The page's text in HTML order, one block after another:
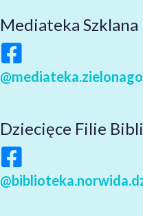
Mediateka Szklana
Dziecięce Filie